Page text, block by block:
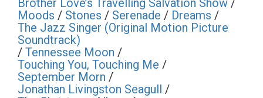
Brother Love’s Travelling Salvation Show /
Moods / Stones / Serenade / Dreams /
The Jazz Singer (Original Motion Picture
Soundtrack)
/ Tennessee Moon /
Touching You, Touching Me /
September Morn /
Jonathan Livingston Seagull /